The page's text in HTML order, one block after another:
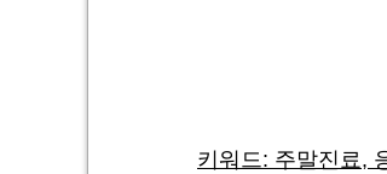
키워드: 주말진료,